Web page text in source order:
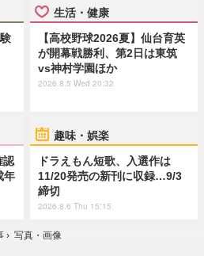
生活・健康
【高校野球2026夏】仙台育英
が開幕戦勝利、第2日は東筑
vs神村学園ほか
2026.8.5 Wed 20:32
認
年
趣味・娯楽
ドラえもん短歌、入選作は
11/20発売の新刊に収録…9/3
締切
2026.8.6 Thu 15:15
› 写真・画像